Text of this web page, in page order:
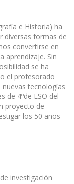
e Historia) ha
diversas formas de
convertirse en
aprendizaje. Sin
se ha
el profesorado
tecnologías
de 4ºde ESO del
proyecto de
los 50 años
investigación